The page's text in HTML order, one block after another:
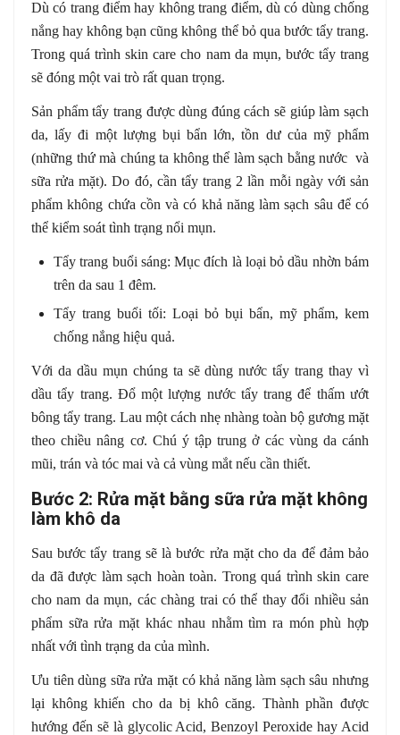
Dù có trang điểm hay không trang điểm, dù có dùng chống
nắng hay không bạn cũng không thể bỏ qua bước tẩy trang.
Trong quá trình skin care cho nam da mụn, bước tẩy trang
sẽ đóng một vai trò rất quan trọng.
Sản phẩm tẩy trang được dùng đúng cách sẽ giúp làm sạch
da, lấy đi một lượng bụi bẩn lớn, tồn dư của mỹ phẩm
(những thứ mà chúng ta không thể làm sạch bằng nước và
sữa rửa mặt). Do đó, cần tẩy trang 2 lần mỗi ngày với sản
phẩm không chứa cồn và có khả năng làm sạch sâu để có
thể kiểm soát tình trạng nổi mụn.
Tẩy trang buổi sáng: Mục đích là loại bỏ dầu nhờn bám
trên da sau 1 đêm.
Tẩy trang buổi tối: Loại bỏ bụi bẩn, mỹ phẩm, kem
chống nắng hiệu quả.
Với da dầu mụn chúng ta sẽ dùng nước tẩy trang thay vì
dầu tẩy trang. Đổ một lượng nước tẩy trang để thấm ướt
bông tẩy trang. Lau một cách nhẹ nhàng toàn bộ gương mặt
theo chiều nâng cơ. Chú ý tập trung ở các vùng da cánh
mũi, trán và tóc mai và cả vùng mắt nếu cần thiết.
Bước 2: Rửa mặt bằng sữa rửa mặt không
làm khô da
Sau bước tẩy trang sẽ là bước rửa mặt cho da để đảm bảo
da đã được làm sạch hoàn toàn. Trong quá trình skin care
cho nam da mụn, các chàng trai có thể thay đổi nhiều sản
phẩm sữa rửa mặt khác nhau nhằm tìm ra món phù hợp
nhất với tình trạng da của mình.
Ưu tiên dùng sữa rửa mặt có khả năng làm sạch sâu nhưng
lại không khiến cho da bị khô căng. Thành phần được
hướng đến sẽ là glycolic Acid, Benzoyl Peroxide hay Acid